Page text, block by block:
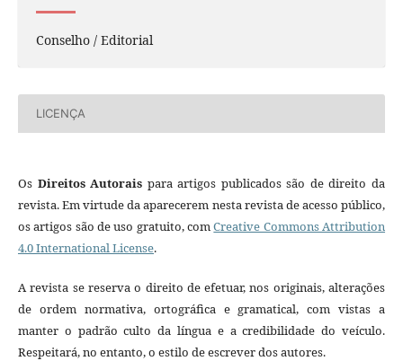
Conselho / Editorial
LICENÇA
Os Direitos Autorais para artigos publicados são de direito da
revista. Em virtude da aparecerem nesta revista de acesso público,
os artigos são de uso gratuito, comCreative Commons Attribution
4.0 International License.
A revista se reserva o direito de efetuar, nos originais, alterações
de ordem normativa, ortográfica e gramatical, com vistas a
manter o padrão culto da língua e a credibilidade do veículo.
Respeitará, no entanto, o estilo de escrever dos autores.